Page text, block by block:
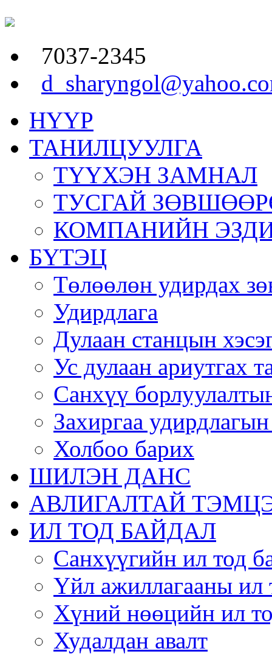
7037-2345
НҮҮР
ТАНИЛЦУУЛГА
ТҮҮХЭН ЗАМНАЛ
ТУСГАЙ
КОМПАНИЙН
БҮТЭЦ
Төлөөлөн удирдах
Удирдлага
Дулаан станцын
Ус дулаан ариутгах
Санхүү
Захиргаа удирдлагын
Холбоо барих
ШИЛЭН ДАНС
АВЛИГАЛТАЙ
ИЛ ТОД БАЙДАЛ
Санхүүгийн ил тод
Үйл ажиллагааны ил
Хүний нөөцийн ил
Худалдан авалт